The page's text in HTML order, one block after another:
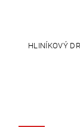
HLINÍKOVÝ